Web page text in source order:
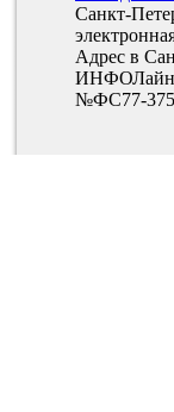
Санкт-
Адрес в
ИНФОЛайн
№ФС77-